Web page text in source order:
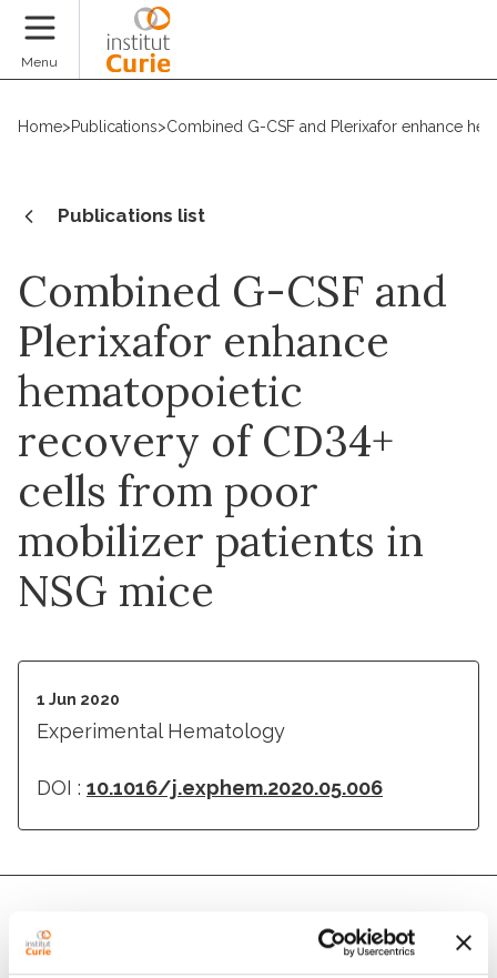
Menu
Home>Publications>Combined G-CSF and Plerixafor enhance
Publications list
Combined G-CSF and
Plerixafor enhance
hematopoietic
recovery of CD34+
cells from poor
mobilizer patients in
NSG mice
1 Jun 2020
Experimental Hematology
DOI : 10.1016/j.exphem.2020.05.006
Authors